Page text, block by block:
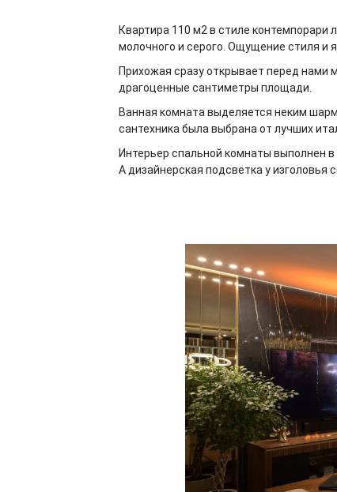
Квартира 110 м2 в стиле контемпорари
молочного и серого. Ощущение стиля и
Прихожая сразу открывает перед нами
драгоценные сантиметры площади.
Ванная комната выделяется неким
сантехника была выбрана от лучших
Интерьер спальной комнаты выполнен
А дизайнерская подсветка у